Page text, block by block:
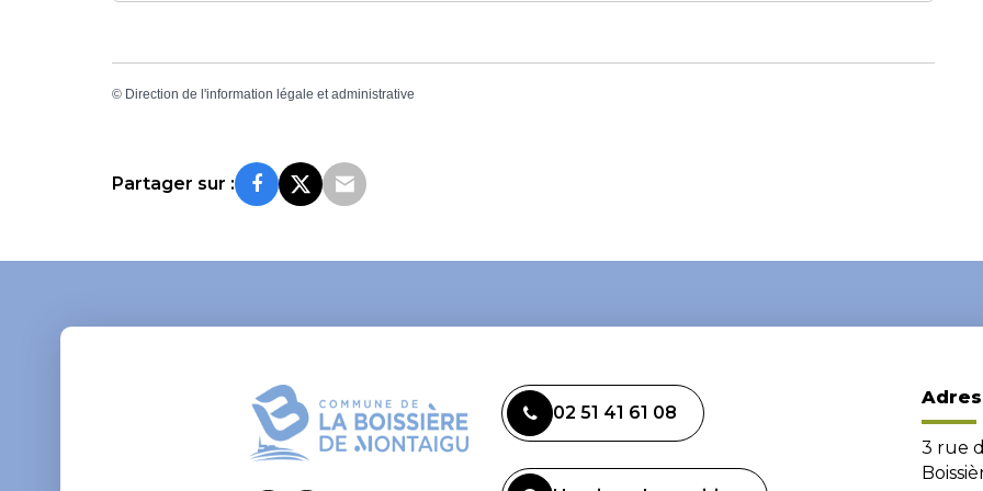
© Direction de l'information légale et administrative
Partager sur :
02 51 41 61 08
3 rue